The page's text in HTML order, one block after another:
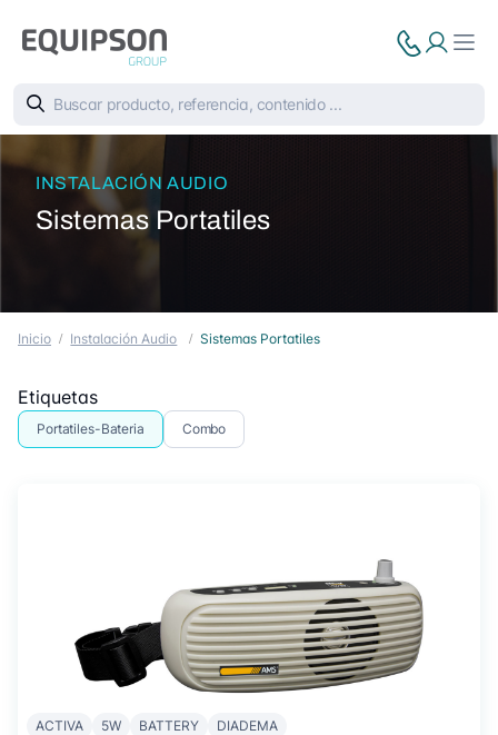
INSTALACIÓN AUDIO
Sistemas Portatiles
Inicio Instalación Audio Sistemas Portatiles
Etiquetas
Portatiles-Bateria Combo
ACTIVA 5W BATTERY DIADEMA